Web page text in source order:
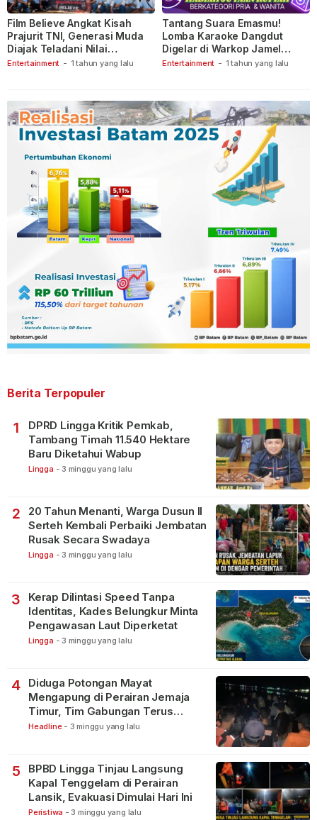
Entertainment - 1 tahun yang lalu
Film Believe Angkat Kisah
Prajurit TNI, Generasi Muda
Diajak Teladani Nilai
Keberanian
Entertainment - 1 tahun yang lalu
Tantang Suara Emasmu!
Lomba Karaoke Dangdut
Digelar di Warkop Jamel
Ganet
Berita Terpopuler
1
DPRD Lingga Kritik Pemkab,
Tambang Timah 11.540 Hektare
Baru Diketahui Wabup
Lingga - 3 minggu yang lalu
2
20 Tahun Menanti, Warga Dusun II
Serteh Kembali Perbaiki Jembatan
Rusak Secara Swadaya
Lingga - 3 minggu yang lalu
3
Kerap Dilintasi Speed Tanpa
Identitas, Kades Belungkur Minta
Pengawasan Laut Diperketat
Lingga - 3 minggu yang lalu
4
Diduga Potongan Mayat
Mengapung di Perairan Jemaja
Timur, Tim Gabungan Terus
Lakukan Pencarian
Headline - 3 minggu yang lalu
5
BPBD Lingga Tinjau Langsung
Kapal Tenggelam di Perairan
Lansik, Evakuasi Dimulai Hari Ini
Peristiwa - 3 minggu yang lalu